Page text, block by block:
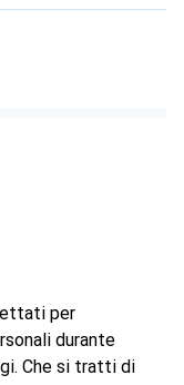
per
durante
Che si tratti di